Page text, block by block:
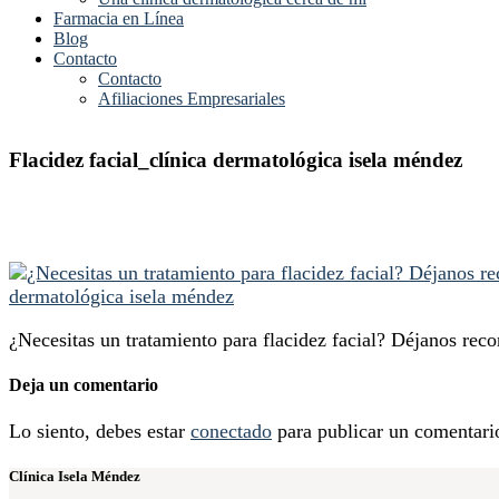
Farmacia en Línea
Blog
Contacto
Contacto
Afiliaciones Empresariales
Flacidez facial_clínica dermatológica isela méndez
¿Necesitas un tratamiento para flacidez facial? Déjanos
Deja un comentario
Lo siento, debes estar conectado para publicar un
Clínica Isela Méndez